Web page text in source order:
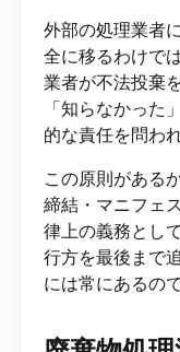
外部の処理業者
全に移るわけで
業者が不法投棄
「知らなかった
的な責任を問わ
この原則がある
締結・マニフェ
律上の義務とし
行方を最後まで
には常にあるので